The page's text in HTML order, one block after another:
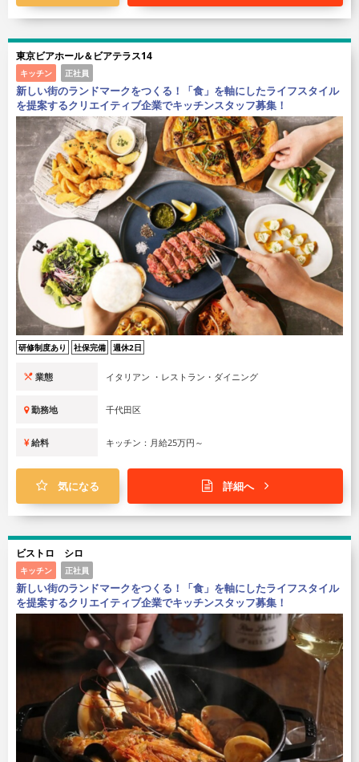
東京ビアホール＆ビアテラス14
キッチン 正社員
新しい街のランドマークをつくる！「食」を軸にしたライフスタイル
を提案するクリエイティブ企業でキッチンスタッフ募集！
研修制度あり 社保完備 週休2日
業態 イタリアン ・レストラン・ダイニング
勤務地 千代田区
給料 キッチン：月給25万円～
気になる 詳細へ
ビストロ シロ
キッチン 正社員
新しい街のランドマークをつくる！「食」を軸にしたライフスタイル
を提案するクリエイティブ企業でキッチンスタッフ募集！